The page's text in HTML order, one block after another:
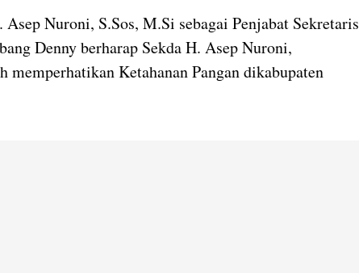
Nuroni, S.Sos, M.Si sebagai Penjabat Sekretaris
Denny berharap Sekda H. Asep Nuroni,
memperhatikan Ketahanan Pangan dikabupaten